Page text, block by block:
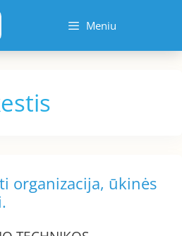
Meniu
organizacija, ūkinės